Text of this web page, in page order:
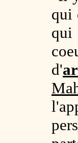
qui
qui
d'